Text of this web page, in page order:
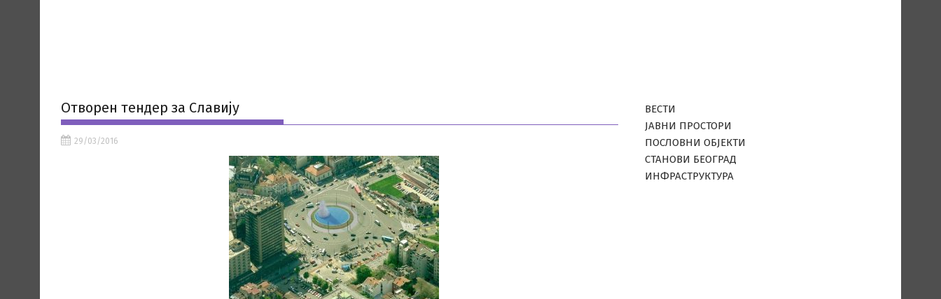
Отворен тендер за Славију
29/03/2016
ВЕСТИ
ЈАВНИ ПРОСТОРИ
ПОСЛОВНИ ОБЈЕКТИ
СТАНОВИ БЕОГРАД
ИНФРАСТРУКТУРА